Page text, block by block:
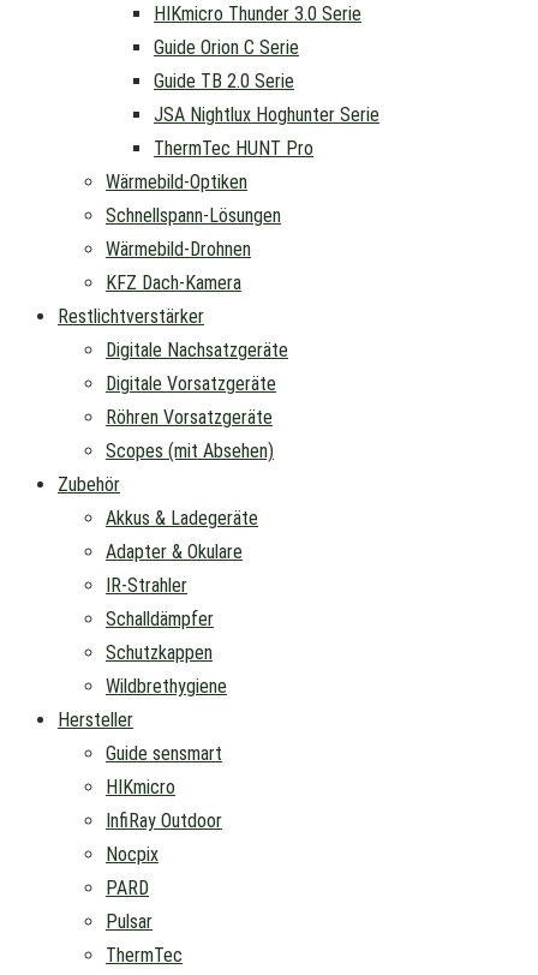
HIKmicro Thunder 3.0 Serie
Guide Orion C Serie
Guide TB 2.0 Serie
JSA Nightlux Hoghunter Serie
ThermTec HUNT Pro
Wärmebild-Optiken
Schnellspann-Lösungen
Wärmebild-Drohnen
KFZ Dach-Kamera
Restlichtverstärker
Digitale Nachsatzgeräte
Digitale Vorsatzgeräte
Röhren Vorsatzgeräte
Scopes (mit Absehen)
Zubehör
Akkus & Ladegeräte
Adapter & Okulare
IR-Strahler
Schalldämpfer
Schutzkappen
Wildbrethygiene
Hersteller
Guide sensmart
HIKmicro
InfiRay Outdoor
Nocpix
PARD
Pulsar
ThermTec